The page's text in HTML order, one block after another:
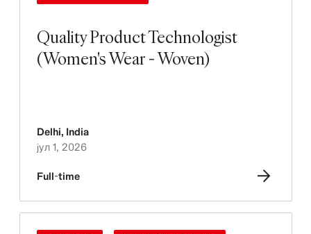
Quality Product Technologist
(Women's Wear - Woven)
Delhi, India
јул 1, 2026
Full-time